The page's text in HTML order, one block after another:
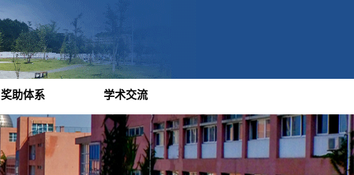
奖助体系 学术交流